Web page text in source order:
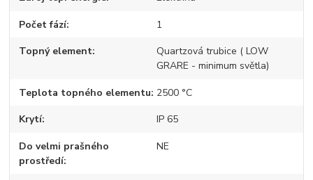
Počet fází 1
Topný element
Quartzová trubice ( LOW
GRARE - minimum světla)
Teplota topného elementu 2500 °C
Krytí IP 65
Do velmi prašného
prostředí
NE